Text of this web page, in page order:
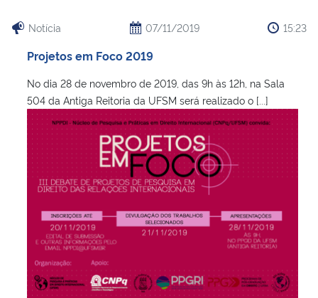
Notícia 07/11/2019 15:23
Projetos em Foco 2019
No dia 28 de novembro de 2019, das 9h às 12h, na Sala
504 da Antiga Reitoria da UFSM será realizado o [...]